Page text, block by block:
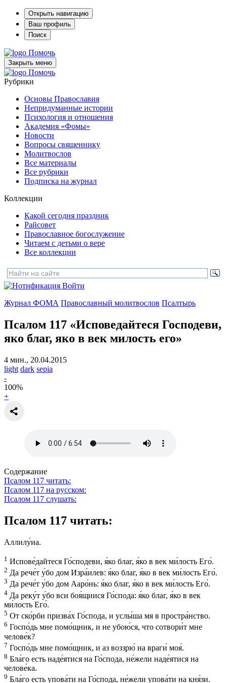
Открыть навигацию
Ваш профиль
Поиск
Помочь
Закрыть меню
Помочь
Рубрики
Основы Православия
Непридуманные истории
Психология и отношения
Академия «Фомы»
Новости
Вопросы священнику
Молитвослов
Все материалы
Все рубрики
Подписка на журнал
Коллекции
Какой сегодня праздник
Райсовет
Православное богослужение
Читаем с детьми о вере
Все коллекции
Войти
Журнал ФОМА Православный молитвослов Псалтырь
Псалом 117 «Исповедайтеся Господеви,
яко благ, яко в век милость eго»
4 мин., 20.04.2015
light dark sepia
-
100%
+
Содержание
Псалом 117 читать:
Псалом 117 на русском:
Псалом 117 слушать:
Псалом 117 читать:
Аллилу́иа.
1 Испове́дайтеся Го́сподеви, я́ко благ, я́ко в век ми́лость Его́.
2 Да рече́т у́бо дом Изра́илев: я́ко благ, я́ко в век ми́лость Его́.
3 Да рече́т у́бо дом Ааро́нь: я́ко благ, я́ко в век ми́лость Его́.
4 Да реку́т у́бо вси боя́щиися Го́спода: я́ко благ, я́ко в век
ми́лость Его́.
5 От ско́рби призва́х Го́спода, и услы́ша мя в простра́нство.
6 Госпо́дь мне помо́щник, и не убою́ся, что сотвори́т мне
челове́к?
7 Госпо́дь мне помо́щник, и аз воззрю́ на враги́ моя́.
8 Бла́го есть наде́ятися на Го́спода, не́жели наде́ятися на
челове́ка.
9 Бла́го есть упова́ти на Го́спода, не́жели упова́ти на кня́зи.